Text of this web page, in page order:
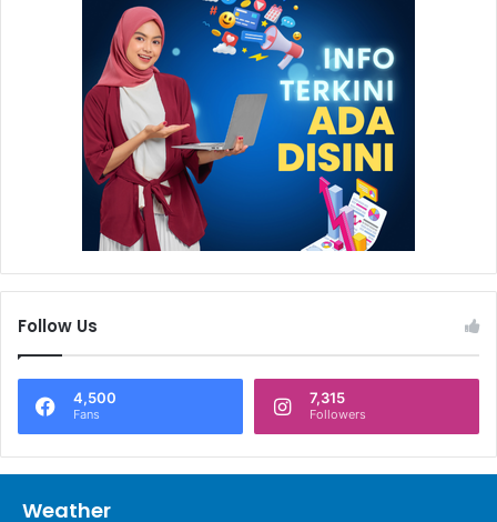
Selain Platinum, program CSR Badak LNG Bontang Kuala
Ecotourism menyabet predikat Gold karena dinilai telah
berhasil memberdayakan masyarakat untuk
memaksimalkan potensi lokal menjadi destinasi wisata
unggulan di Kota Bontang. Program yang dijalankan oleh
Kelompok Maskapei ini diresmikan sejak tahun 2016 lalu
dengan menyajikan wisata unggulan berupa menyusuri
Sungai Belanda, snorkling di Pulau Segajah, dan fasilitas
Follow Us
4,500
Fans
7,315
Followers
Weather